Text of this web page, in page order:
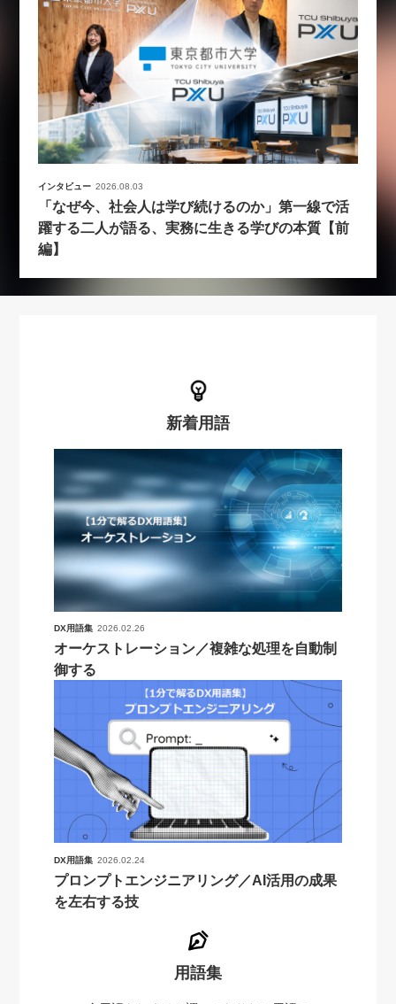
インタビュー 2026.08.03
「なぜ今、社会人は学び続けるのか」第一線で活
躍する二人が語る、実務に生きる学びの本質【前
編】
新着用語
DX用語集 2026.02.26
オーケストレーション／複雑な処理を自動制
御する
DX用語集 2026.02.24
プロンプトエンジニアリング／AI活用の成果
を左右する技
用語集